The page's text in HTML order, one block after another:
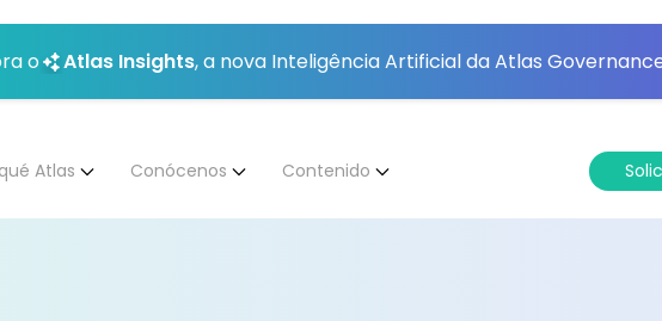
o Atlas Insights, a nova Inteligência Artificial da Atlas
Atlas Conócenos Contenido